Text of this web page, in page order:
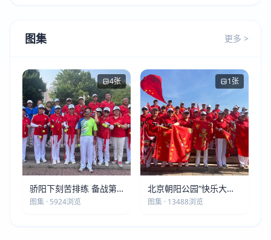
图集 更多 >
4张
骄阳下刻苦排练 备战第
五届莫斯科世界大健康运
图集 · 5924浏览
1张
北京朝阳公园“快乐大本
营”建党105周年庆祝活动
图集 · 13488浏览